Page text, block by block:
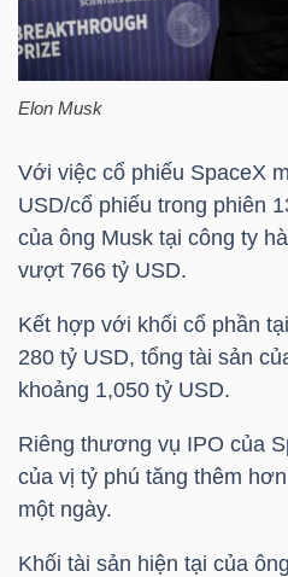
Elon Musk
Với việc cổ phiếu SpaceX
USD/cổ phiếu trong phiên
của ông Musk tại công ty
vượt 766 tỷ USD.
Kết hợp với khối cổ phần
280 tỷ USD, tổng tài sản
khoảng 1,050 tỷ USD.
Riêng thương vụ IPO của
của vị tỷ phú tăng thêm
một ngày.
Khối tài sản hiện tại của
HÀNG
KINH
TẾ
THẾ
GIỚI
ĐÔNG